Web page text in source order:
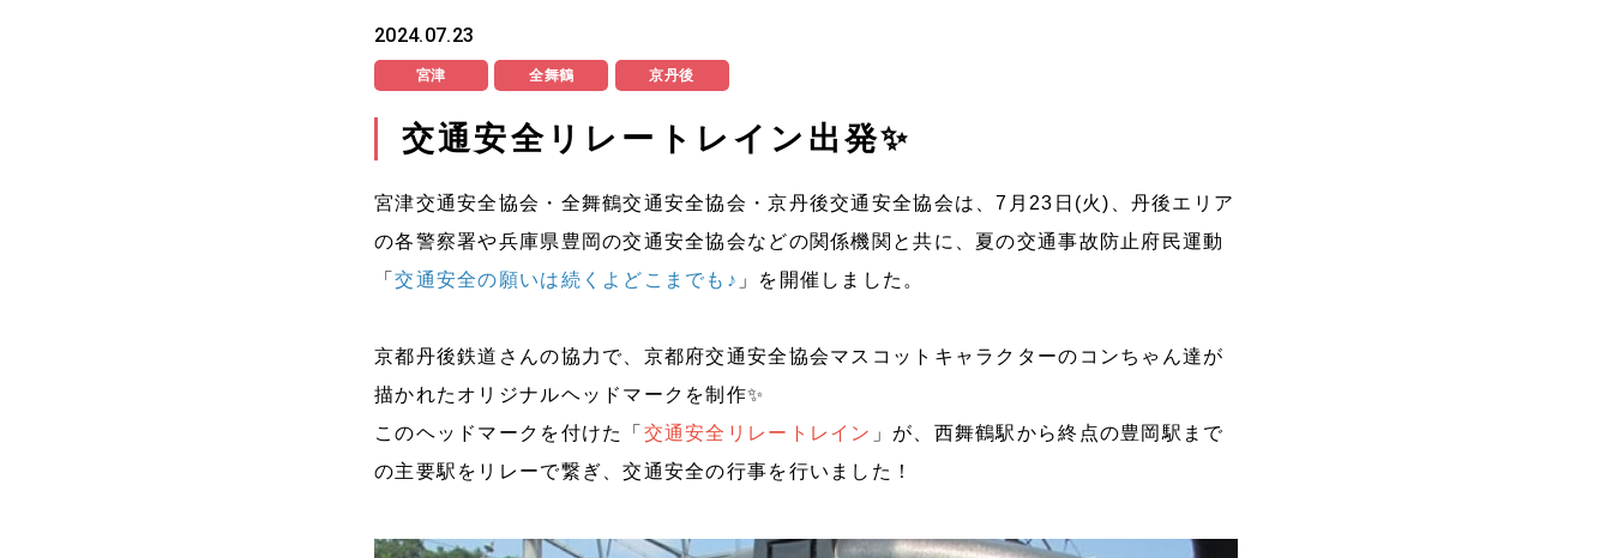
2024.07.23
宮津 全舞鶴 京丹後
交通安全リレートレイン出発✨
宮津交通安全協会・全舞鶴交通安全協会・京丹後交通安全協会は、7月23日(火)、丹後エリア
の各警察署や兵庫県豊岡の交通安全協会などの関係機関と共に、夏の交通事故防止府民運動
「交通安全の願いは続くよどこまでも♪ 」を開催しました。
京都丹後鉄道さんの協力で、 京都府交通安全協会マスコットキャラクターのコンちゃん達が
描かれたオリジナルヘッドマークを制作✨
このヘッドマークを付けた「 交通安全リレートレイン 」が、西舞鶴駅から終点の豊岡駅まで
の主要駅をリレーで繋ぎ、交通安全の行事を行いました！